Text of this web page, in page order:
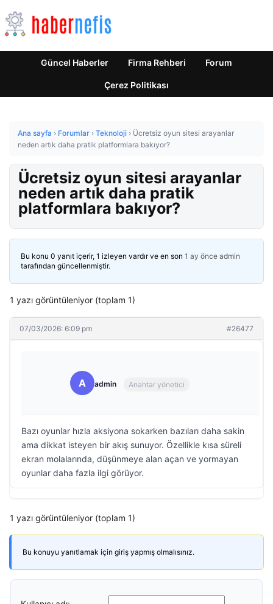
Güncel Haberler Firma Rehberi Forum
Çerez Politikası
Ana sayfa › Forumlar › Teknoloji › Ücretsiz oyun sitesi arayanlar
neden artık daha pratik platformlara bakıyor?
Ücretsiz oyun sitesi arayanlar
neden artık daha pratik
platformlara bakıyor?
Bu konu 0 yanıt içerir, 1 izleyen vardır ve en son 1 ay önce admin
tarafından güncellenmiştir.
1 yazı görüntüleniyor (toplam 1)
07/03/2026: 6:09 pm #26477
A admin Anahtar yönetici
Bazı oyunlar hızla aksiyona sokarken bazıları daha sakin
ama dikkat isteyen bir akış sunuyor. Özellikle kısa süreli
ekran molalarında, düşünmeye alan açan ve yormayan
oyunlar daha fazla ilgi görüyor.
1 yazı görüntüleniyor (toplam 1)
Bu konuyu yanıtlamak için giriş yapmış olmalısınız.